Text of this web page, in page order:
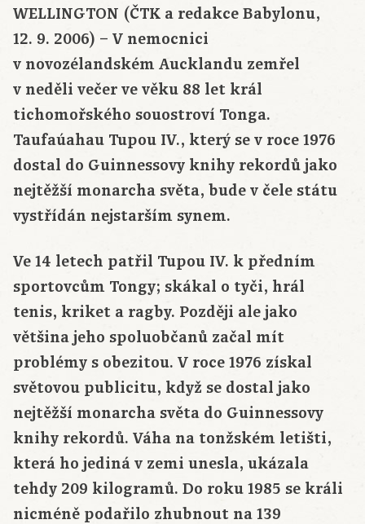
WELLINGTON (ČTK a redakce Babylonu,
12. 9. 2006) – V nemocnici
v novozélandském Aucklandu zemřel
v neděli večer ve věku 88 let král
tichomořského souostroví Tonga.
Taufaúahau Tupou IV., který se v roce 1976
dostal do Guinnessovy knihy rekordů jako
nejtěžší monarcha světa, bude v čele státu
vystřídán nejstarším synem.
Ve 14 letech patřil Tupou IV. k předním
sportovcům Tongy; skákal o tyči, hrál
tenis, kriket a ragby. Později ale jako
většina jeho spoluobčanů začal mít
problémy s obezitou. V roce 1976 získal
světovou publicitu, když se dostal jako
nejtěžší monarcha světa do Guinnessovy
knihy rekordů. Váha na tonžském letišti,
která ho jediná v zemi unesla, ukázala
tehdy 209 kilogramů. Do roku 1985 se králi
nicméně podařilo zhubnout na 139